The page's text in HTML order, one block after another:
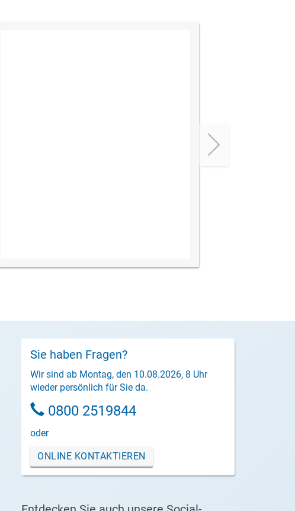
Sie haben Fragen?
Wir sind ab Montag, den 10.08.2026, 8 Uhr
wieder persönlich für Sie da.
0800 2519844
oder
ONLINE KONTAKTIEREN